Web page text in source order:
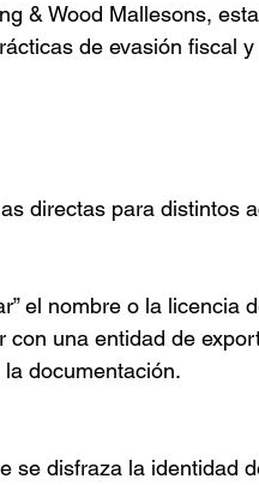
& Wood Mallesons,
de evasión fiscal y
directas para distintos
con una entidad de
documentación.